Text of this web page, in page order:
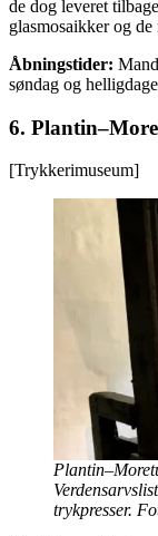
de dog leveret
glasmosaikker og
Åbningstider:
søndag og
6.
[Trykkerimuseum]
trykpresser.